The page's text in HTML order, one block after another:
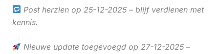
Post herzien op 25-12-2025 – blijf verdienen met
kennis.
Nieuwe update toegevoegd op 27-12-2025 –